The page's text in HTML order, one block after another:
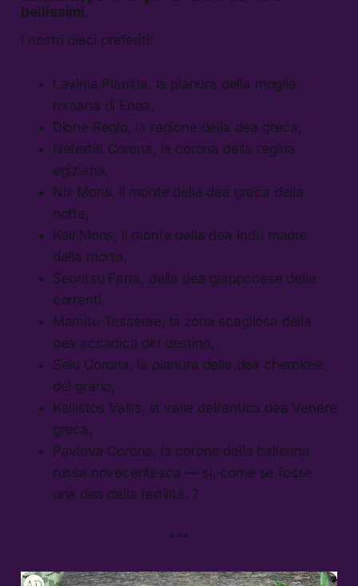
bellissimi.
I nostri dieci preferiti:
Lavinia Planitia, la pianura della moglie
romana di Enea,
Dione Regio, la regione della dea greca,
Nefertiti Corona, la corona della regina
egiziana,
Nix Mons, il monte della dea greca della
notte,
Kali Mons, il monte della dea Indù madre
della morte,
Seoritsu Farra, della dea giapponese delle
correnti,
Mamitu Tesserae, la zona scagliosa della
dea accadica del destino,
Selu Corona, la pianura della dea cherokee
del grano,
Kallistos Vallis, la valle dell’antica dea Venere
greca,
Pavlova Corona, la corona della ballerina
russa novecentesca — sì, come se fosse
una dea della fertilità. ?
***